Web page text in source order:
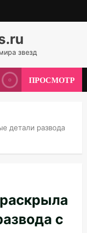
звезд
ПРОСМОТР
детали развода
с